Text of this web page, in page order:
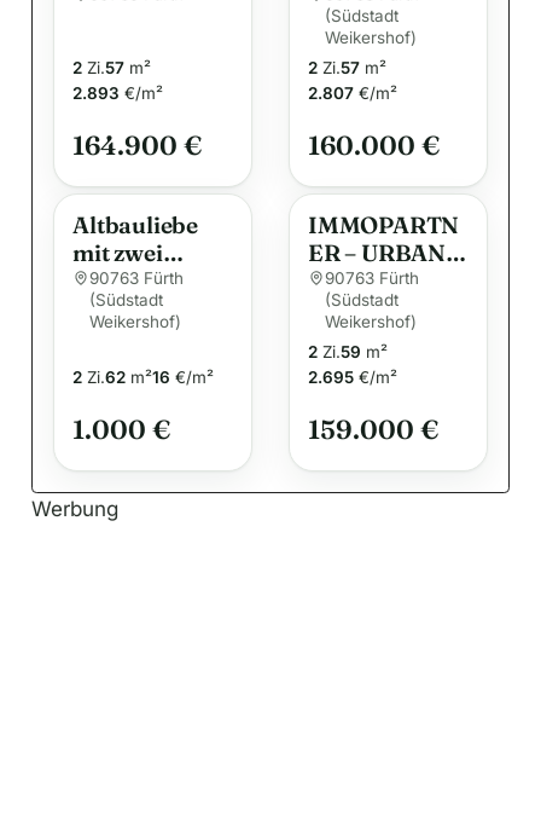
Blick ins
Grüne
164.900 €
Lage!!!
Zi.57m²
2.807€/m²
160.000 €
mit zwei
Balkonen
nähe
Südstadtpark
– Gegen Gebot
90763 Fürth
(Südstadt
Weikershof)
Zi.62m²16€/m²
1.000 €
ER – URBANE
LAGE.
SANFTE
ATMOSPHÄR
E.
90763 Fürth
(Südstadt
Weikershof)
Zi.59m²
2.695€/m²
159.000 €
Werbung